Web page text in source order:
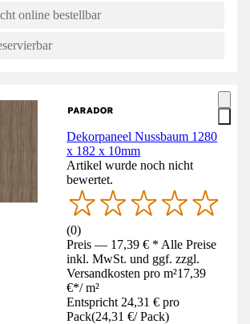
online bestellbar
Dekorpaneel Nussbaum 1280
x 182 x 10mm
Artikel wurde noch nicht
bewertet.
(0)
Preis — 17,39 € * Alle Preise
inkl. MwSt. und ggf. zzgl.
Versandkosten pro m²17,39
€*/ m²
Entspricht 24,31 € pro
Pack(24,31 €/ Pack)